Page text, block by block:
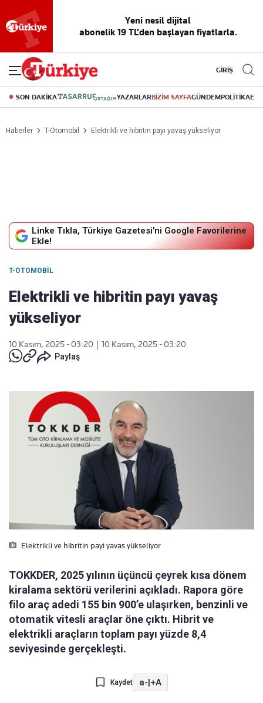
Yeni nesil dijital
abonelik 19 TL’den başlayan fiyatlarla.
GİRİŞ
SON DAKİKA YAZARLARBİZİM SAYFAGÜNDEMPOLİTİKA
Haberler T-Otomobil Elektrikli ve hibritin payı yavaş yükseliyor
Linke Tıkla, Türkiye Gazetesi'ni Google Favorilerine
Ekle!
T-OTOMOBIL
Elektrikli ve hibritin payı yavaş
yükseliyor
10 Kasım, 2025 - 03:20
10 Kasım, 2025 - 03:20
Paylaş
Elektrikli ve hibritin payi yavas yükseliyor
TOKKDER, 2025 yılının üçüncü çeyrek kısa dönem
kiralama sektörü verilerini açıkladı. Rapora göre
filo araç adedi 155 bin 900’e ulaşırken, benzinli ve
otomatik vitesli araçlar öne çıktı. Hibrit ve
elektrikli araçların toplam payı yüzde 8,4
seviyesinde gerçekleşti.
Kaydet a-|+A